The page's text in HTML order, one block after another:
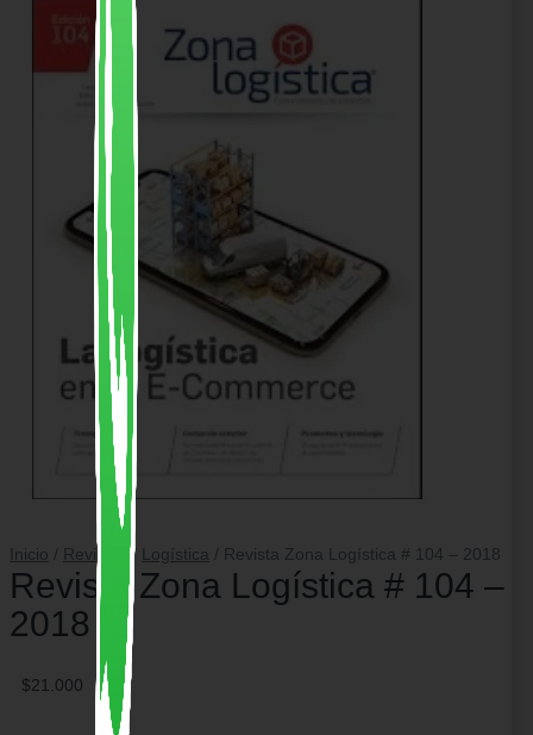
Inicio / Revistas / Logística / Revista Zona Logística # 104 – 2018
Revista Zona Logística # 104 –
2018
$21.000